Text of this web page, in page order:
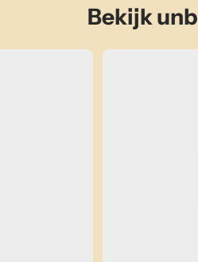
Bekijk